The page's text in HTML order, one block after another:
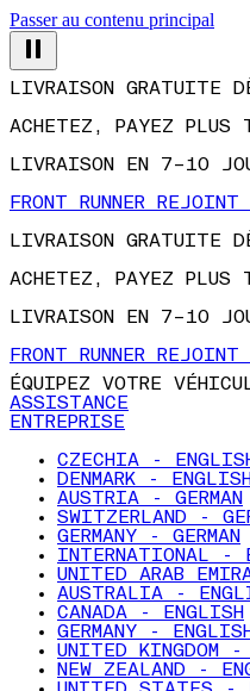
Passer au contenu principal
ACHETEZ, PAYEZ PLUS
LIVRAISON EN 7–10
FRONT RUNNER REJOINT
LIVRAISON GRATUITE
ACHETEZ, PAYEZ PLUS
LIVRAISON EN 7–10
FRONT RUNNER REJOINT
ÉQUIPEZ VOTRE
ASSISTANCE
ENTREPRISE
CZECHIA -
DENMARK - ENGLISH
AUSTRIA - GERMAN
SWITZERLAND -
GERMANY - GERMAN
INTERNATIONAL -
UNITED ARAB
AUSTRALIA -
CANADA - ENGLISH
GERMANY - ENGLISH
UNITED KINGDOM -
NEW ZEALAND -